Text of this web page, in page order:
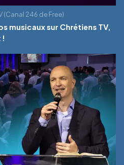
(Canal 246 de Free)
musicaux sur Chrétiens TV,
!